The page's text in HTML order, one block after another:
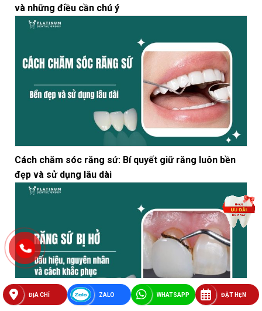
và những điều cần chú ý
Cách chăm sóc răng sứ: Bí quyết giữ răng luôn bền
đẹp và sử dụng lâu dài
ĐỊA CHỈ ZALO WHATSAPP ĐẶT HẸN